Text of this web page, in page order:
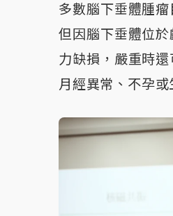
多數腦下垂體腫
但因腦下垂體位
力缺損，嚴重時
月經異常、不孕